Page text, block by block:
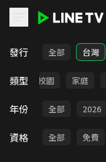
發行 全部 台灣
類型
職場 校園 家庭
年份 全部 2026
資格 全部 免費